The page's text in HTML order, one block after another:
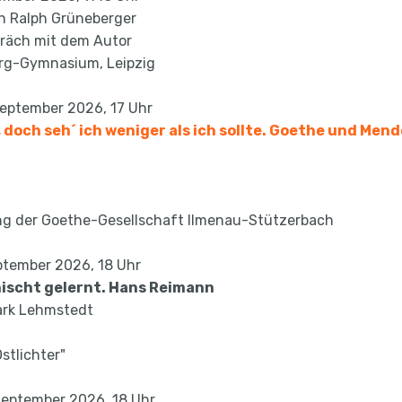
Ralph Grüneberger
mit dem Autor
Gymnasium, Leipzig
2026, 17 Uhr
seh´ ich weniger als ich sollte. Goethe und
der Goethe-Gesellschaft Ilmenau-Stützerbach
2026, 18 Uhr
gelernt. Hans Reimann
Lehmstedt